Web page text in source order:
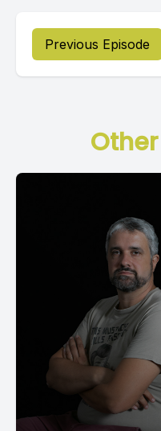
Previous Episode